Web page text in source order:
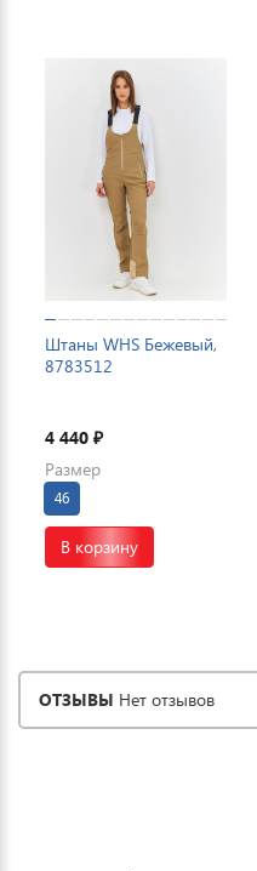
Штаны WHS Бежевый,
8783512
4 440 ₽
Размер
46
В корзину
ОТЗЫВЫ Нет отзывов